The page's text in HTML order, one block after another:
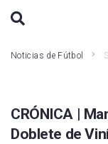
Noticias de Fútbol
CRÓNICA |
Doblete de